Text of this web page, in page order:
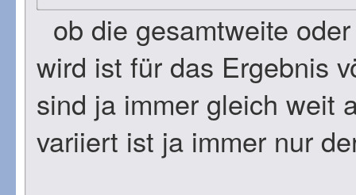
ob die gesamtweite
wird ist für das Ergebnis
sind ja immer gleich weit
variiert ist ja immer nur